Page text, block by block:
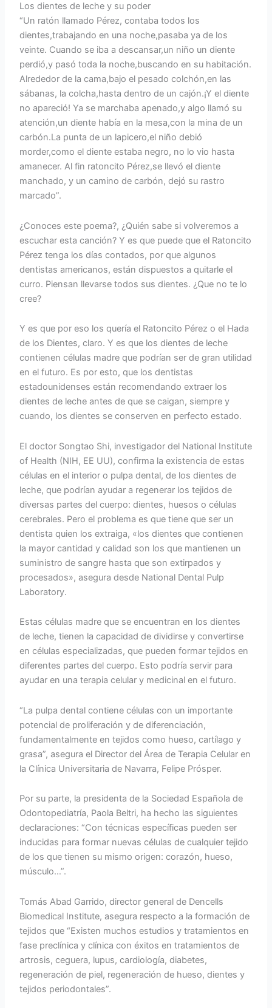
Los dientes de leche y su poder
“Un ratón llamado Pérez, contaba todos los
dientes,trabajando en una noche,pasaba ya de los
veinte. Cuando se iba a descansar,un niño un diente
perdió,y pasó toda la noche,buscando en su habitación.
Alrededor de la cama,bajo el pesado colchón,en las
sábanas, la colcha,hasta dentro de un cajón.¡Y el diente
no apareció! Ya se marchaba apenado,y algo llamó su
atención,un diente había en la mesa,con la mina de un
carbón.La punta de un lapicero,el niño debió
morder,como el diente estaba negro, no lo vio hasta
amanecer. Al fin ratoncito Pérez,se llevó el diente
manchado, y un camino de carbón, dejó su rastro
marcado”.
¿Conoces este poema?, ¿Quién sabe si volveremos a
escuchar esta canción? Y es que puede que el Ratoncito
Pérez tenga los días contados, por que algunos
dentistas americanos, están dispuestos a quitarle el
curro. Piensan llevarse todos sus dientes. ¿Que no te lo
cree?
Y es que por eso los quería el Ratoncito Pérez o el Hada
de los Dientes, claro. Y es que los dientes de leche
contienen células madre que podrían ser de gran utilidad
en el futuro. Es por esto, que los dentistas
estadounidenses están recomendando extraer los
dientes de leche antes de que se caigan, siempre y
cuando, los dientes se conserven en perfecto estado.
El doctor Songtao Shi, investigador del National Institute
of Health (NIH, EE UU), confirma la existencia de estas
células en el interior o pulpa dental, de los dientes de
leche, que podrían ayudar a regenerar los tejidos de
diversas partes del cuerpo: dientes, huesos o células
cerebrales. Pero el problema es que tiene que ser un
dentista quien los extraiga, «los dientes que contienen
la mayor cantidad y calidad son los que mantienen un
suministro de sangre hasta que son extirpados y
procesados», asegura desde National Dental Pulp
Laboratory.
Estas células madre que se encuentran en los dientes
de leche, tienen la capacidad de dividirse y convertirse
en células especializadas, que pueden formar tejidos en
diferentes partes del cuerpo. Esto podría servir para
ayudar en una terapia celular y medicinal en el futuro.
“La pulpa dental contiene células con un importante
potencial de proliferación y de diferenciación,
fundamentalmente en tejidos como hueso, cartílago y
grasa”, asegura el Director del Área de Terapia Celular en
la Clínica Universitaria de Navarra, Felipe Prósper.
Por su parte, la presidenta de la Sociedad Española de
Odontopediatría, Paola Beltri, ha hecho las siguientes
declaraciones: “Con técnicas específicas pueden ser
inducidas para formar nuevas células de cualquier tejido
de los que tienen su mismo origen: corazón, hueso,
músculo…”.
Tomás Abad Garrido, director general de Dencells
Biomedical Institute, asegura respecto a la formación de
tejidos que “Existen muchos estudios y tratamientos en
fase preclínica y clínica con éxitos en tratamientos de
artrosis, ceguera, lupus, cardiología, diabetes,
regeneración de piel, regeneración de hueso, dientes y
tejidos periodontales”.